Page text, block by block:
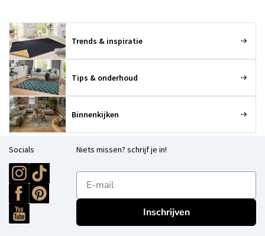
Trends & inspiratie
Tips & onderhoud
Binnenkijken
Socials Niets missen? schrijf je in!
E-mailadres
Inschrijven